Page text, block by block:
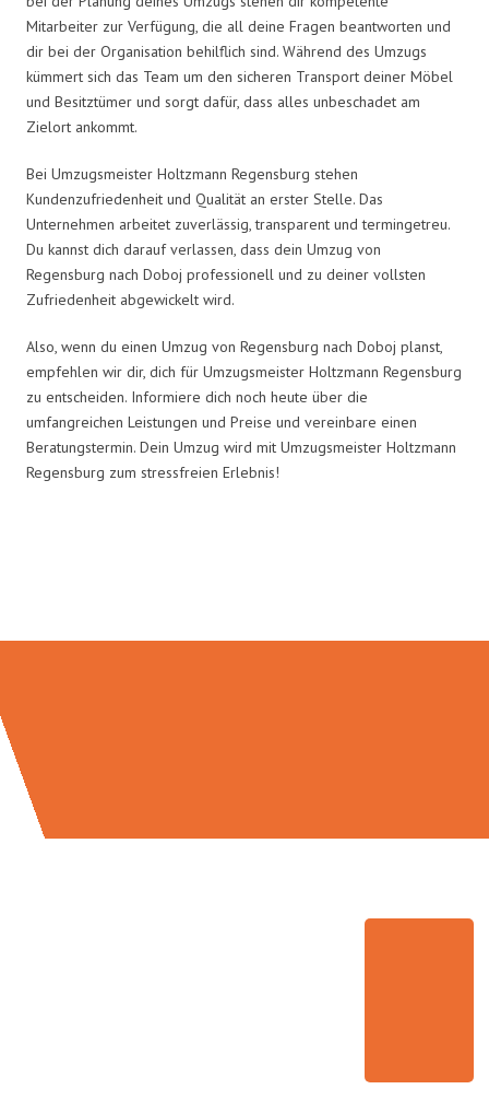
Mitarbeiter zur Verfügung, die all deine Fragen beantworten und
dir bei der Organisation behilflich sind. Während des Umzugs
kümmert sich das Team um den sicheren Transport deiner Möbel
und Besitztümer und sorgt dafür, dass alles unbeschadet am
Zielort ankommt.
Bei Umzugsmeister Holtzmann Regensburg stehen
Kundenzufriedenheit und Qualität an erster Stelle. Das
Unternehmen arbeitet zuverlässig, transparent und termingetreu.
Du kannst dich darauf verlassen, dass dein Umzug von
Regensburg nach Doboj professionell und zu deiner vollsten
Zufriedenheit abgewickelt wird.
Also, wenn du einen Umzug von Regensburg nach Doboj planst,
empfehlen wir dir, dich für Umzugsmeister Holtzmann Regensburg
zu entscheiden. Informiere dich noch heute über die
umfangreichen Leistungen und Preise und vereinbare einen
Beratungstermin. Dein Umzug wird mit Umzugsmeister Holtzmann
Regensburg zum stressfreien Erlebnis!